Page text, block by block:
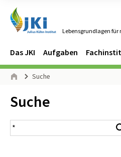
Lebensgrundlagen für
Navigation
Hauptmenü
Das JKI Aufgaben
Seitenpfad
Suche
Inhalt:
Suche
Suchergebnis